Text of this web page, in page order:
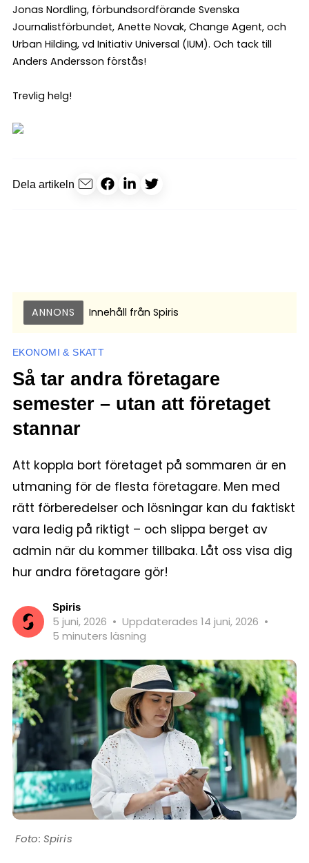
Jonas Nordling, förbundsordförande Svenska
Journalistförbundet, Anette Novak, Change Agent, och
Urban Hilding, vd Initiativ Universal (IUM). Och tack till
Anders Andersson förstås!
Trevlig helg!
Dela artikeln
ANNONS Innehåll från Spiris
EKONOMI & SKATT
Så tar andra företagare
semester – utan att företaget
stannar
Att koppla bort företaget på sommaren är en
utmaning för de flesta företagare. Men med
rätt förberedelser och lösningar kan du faktiskt
vara ledig på riktigt – och slippa berget av
admin när du kommer tillbaka. Låt oss visa dig
hur andra företagare gör!
Spiris
5 juni, 2026 • Uppdaterades 14 juni, 2026 •
5 minuters läsning
Spiris